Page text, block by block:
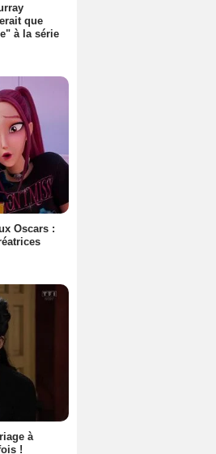
que
à la série
Oscars :
à
!